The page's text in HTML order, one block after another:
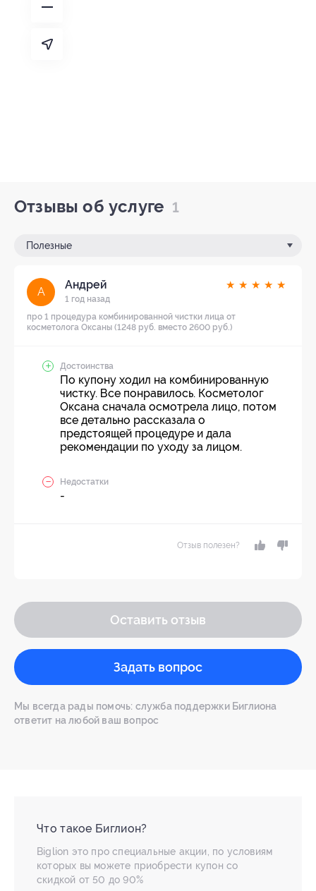
Отзывы об услуге 1
Полезные
А
Андрей
1 год назад
★ ★ ★ ★ ★
про 1 процедура комбинированной чистки лица от
косметолога Оксаны (1248 руб. вместо 2600 руб.)
Достоинства
По купону ходил на комбинированную
чистку. Все понравилось. Косметолог
Оксана сначала осмотрела лицо, потом
все детально рассказала о
предстоящей процедуре и дала
рекомендации по уходу за лицом.
Недостатки
-
Отзыв полезен?
Оставить отзыв
Задать вопрос
Мы всегда рады помочь: служба поддержки Биглиона
ответит на любой ваш вопрос
Что такое Биглион?
Biglion это про специальные акции, по условиям
которых вы можете приобрести купон со
скидкой от 50 до 90%